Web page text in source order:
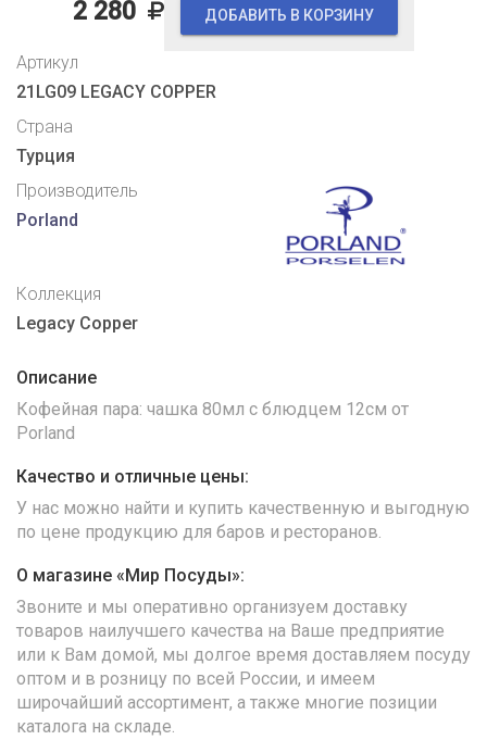
2 280 ДОБАВИТЬ В КОРЗИНУ
Артикул
21LG09 LEGACY COPPER
Страна
Турция
Производитель
Porland
Коллекция
Legacy Copper
Описание
Кофейная пара: чашка 80мл с блюдцем 12см от
Porland
Качество и отличные цены:
У нас можно найти и купить качественную и выгодную
по цене продукцию для баров и ресторанов.
О магазине «Мир Посуды»:
Звоните и мы оперативно организуем доставку
товаров наилучшего качества на Ваше предприятие
или к Вам домой, мы долгое время доставляем посуду
оптом и в розницу по всей России, и имеем
широчайший ассортимент, а также многие позиции
каталога на складе.